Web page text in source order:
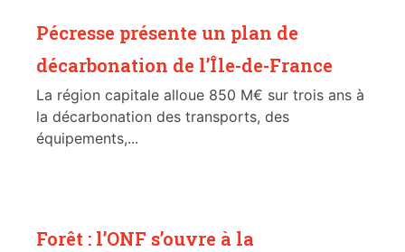
Pécresse présente un plan de
décarbonation de l’Île-de-France
La région capitale alloue 850 M€ sur trois ans à
la décarbonation des transports, des
équipements,...
Forêt : l’ONF s’ouvre à la